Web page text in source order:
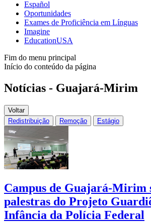
Español
Oportunidades
Exames de Proficiência em Línguas
Imagine
EducationUSA
Fim do menu principal
Início do conteúdo da página
Notícias - Guajará-Mirim
Voltar
Redistribuição
Remoção Estágio
Campus de Guajará-Mirim
palestras do Projeto
Infância da Polícia Federal